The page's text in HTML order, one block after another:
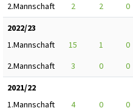
2.Mannschaft
2 2 0
2022/23
1.Mannschaft
15 1 0
2.Mannschaft
3 0 0
2021/22
1.Mannschaft
4 0 0